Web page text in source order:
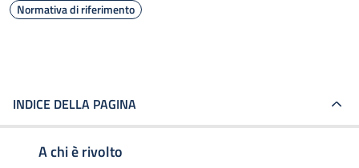
Normativa di riferimento
INDICE DELLA PAGINA
A chi è rivolto